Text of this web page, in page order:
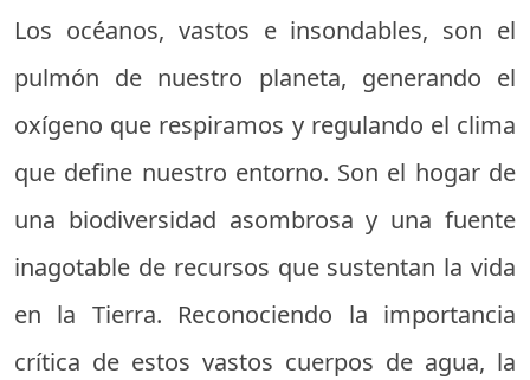
Los océanos, vastos e insondables, son el
pulmón de nuestro planeta, generando el
oxígeno que respiramos y regulando el clima
que define nuestro entorno. Son el hogar de
una biodiversidad asombrosa y una fuente
inagotable de recursos que sustentan la vida
en la Tierra. Reconociendo la importancia
crítica de estos vastos cuerpos de agua, la